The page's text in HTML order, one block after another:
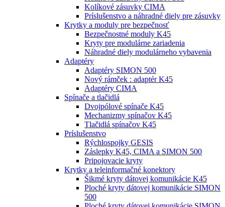
Kolíkové zásuvky CIMA
Príslušenstvo a náhradné diely pre zásuvky
Krytky a moduly pre bezpečnosť
Bezpečnostné moduly K45
Kryty pre modulárne zariadenia
Náhradné diely modulárneho vybavenia
Adaptéry
Adaptéry SIMON 500
Nový rámček : adaptér K45
Adaptéry CIMA
Spínače a tlačidlá
Dvojpólové spínače K45
Mechanizmy spínačov K45
Tlačidlá spínačov K45
Príslušenstvo
Rýchlospojky GESIS
Záslepky K45, CIMA a SIMON 500
Pripojovacie kryty
Krytky a teleinformačné konektory
Šikmé kryty dátovej komunikácie K45
Ploché kryty dátovej komunikácie SIMON
500